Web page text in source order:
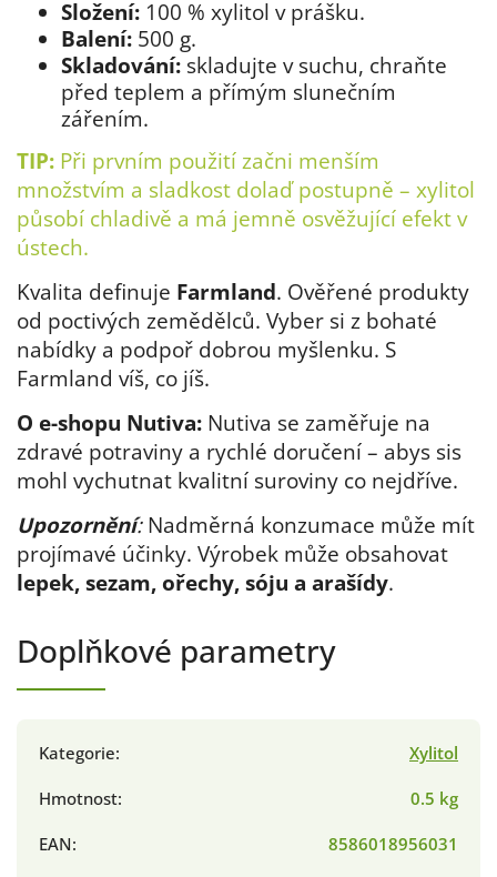
Složení: 100 % xylitol v prášku.
Balení: 500 g.
Skladování: skladujte v suchu, chraňte
před teplem a přímým slunečním
zářením.
TIP: Při prvním použití začni menším
množstvím a sladkost dolaď postupně – xylitol
působí chladivě a má jemně osvěžující efekt v
ústech.
Kvalita definuje Farmland. Ověřené produkty
od poctivých zemědělců. Vyber si z bohaté
nabídky a podpoř dobrou myšlenku. S
Farmland víš, co jíš.
O e-shopu Nutiva: Nutiva se zaměřuje na
zdravé potraviny a rychlé doručení – abys sis
mohl vychutnat kvalitní suroviny co nejdříve.
Upozornění:Nadměrná konzumace může mít
projímavé účinky. Výrobek může obsahovat
lepek, sezam, ořechy, sóju a arašídy.
Doplňkové parametry
Kategorie:
Xylitol
Hmotnost:
0.5 kg
EAN:
8586018956031